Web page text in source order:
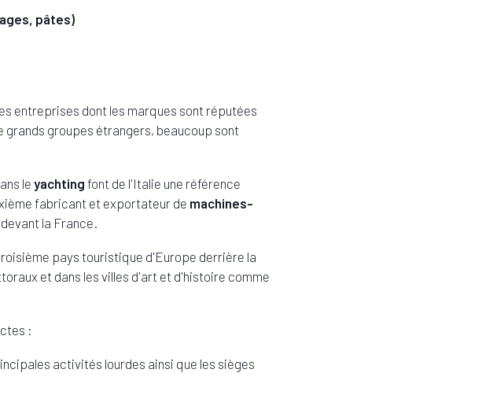
pâtes)
entreprises dont les marques sont réputées
groupes étrangers, beaucoup sont
leyachting font de l'Italie une référence
fabricant et exportateur de machines-
la France.
pays touristique d'Europe derrière la
et dans les villes d'art et d'histoire comme
:
activités lourdes ainsi que les sièges